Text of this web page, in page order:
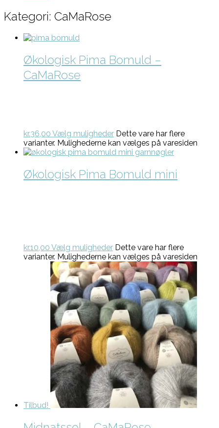
Kategori: CaMaRose
Økologisk Pima Bomuld –
CaMaRose
kr.36,00 Vælg muligheder Dette vare har flere
varianter. Mulighederne kan vælges på varesiden
Økologisk Pima Bomuld mini
kr.10,00 Vælg muligheder Dette vare har flere
varianter. Mulighederne kan vælges på varesiden
Tilbud!